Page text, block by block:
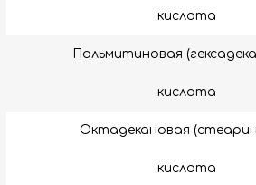
кислота
Пальмитиновая
кислота
Октадекановая
кислота